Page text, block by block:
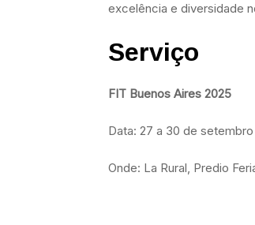
excelência e diversidade
Serviço
FIT Buenos Aires 2025
Data: 27 a 30 de setembro
Onde: La Rural, Predio